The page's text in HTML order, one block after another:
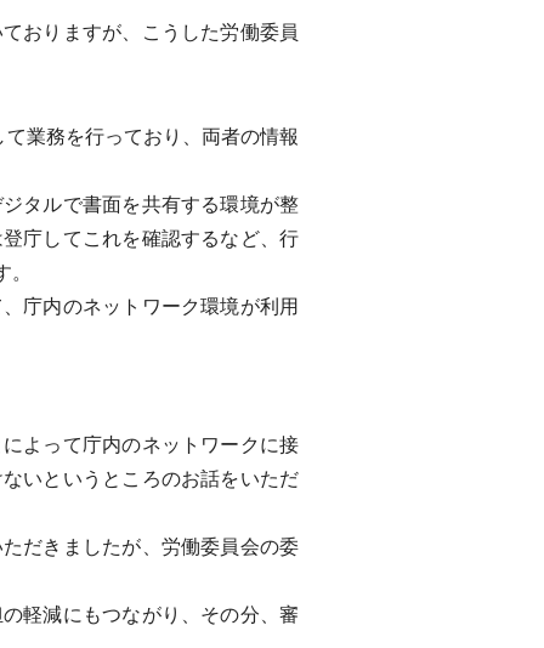
おりますが、こうした労働委員
業務を行っており、両者の情報
タルで書面を共有する環境が整
庁してこれを確認するなど、行
庁内のネットワーク環境が利用
よって庁内のネットワークに接
いというところのお話をいただ
だきましたが、労働委員会の委
軽減にもつながり、その分、審